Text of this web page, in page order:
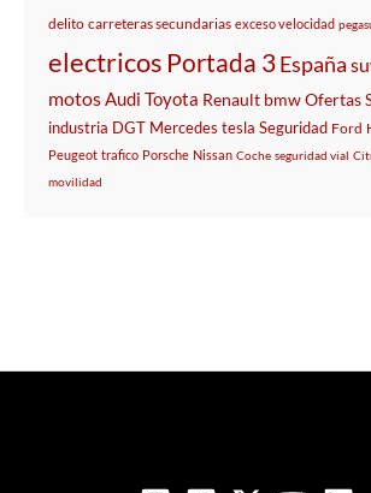
delito carreteras secundarias exceso velocidad
electricos Portada 3España
motosAudi Toyota Renault bmwOfertas
industria DGT Mercedes tesla Seguridad Ford
Peugeot trafico Porsche Nissan Coche seguridad vial
movilidad